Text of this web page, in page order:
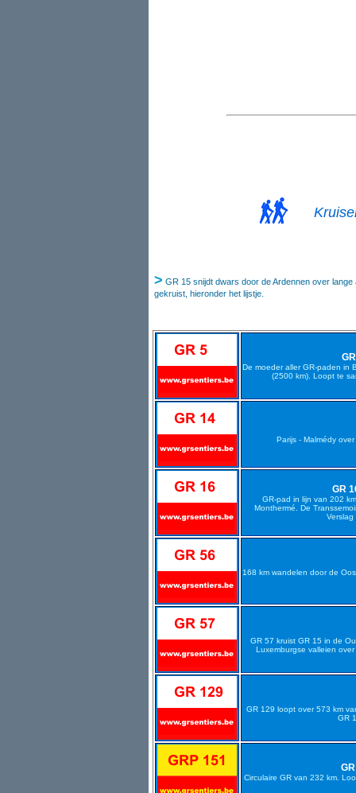
> GR 15 snijdt dwars door de Ardennen over
gekruist, hieronder het lijstje.
De moeder aller GR-paden in
(2500 km). Loopt te
Parijs - Malmédy
GR
GR-pad in lijn van 202
Monthermé. De
Verslag
168 km wandelen door de
GR 57 kruist GR 15 in de
Luxemburgse valleien
GR 129 loopt over 573 km
GR
Circulaire GR van 232 km.